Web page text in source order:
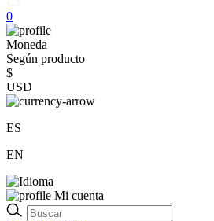
0
Moneda
Según producto
$
USD
ES
EN
Mi cuenta